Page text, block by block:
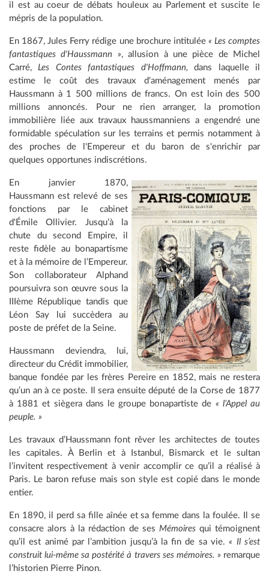
il est au coeur de débats houleux au Parlement et suscite le
mépris de la population.
En 1867, Jules Ferry rédige une brochure intitulée « Les comptes
fantastiques d'Haussmann », allusion à une pièce de Michel
Carré,Les Contes fantastiques d'Hoffmann,dans laquelle il
estime le coût des travaux d'aménagement menés par
Haussmann à 1 500 millions de francs. On est loin des 500
millions annoncés. Pour ne rien arranger, la promotion
immobilière liée aux travaux haussmanniens a engendré une
formidable spéculation sur les terrains et permis notamment à
des proches de l'Empereur et du baron de s'enrichir par
quelques opportunes indiscrétions.
En janvier 1870,
Haussmann est relevé de ses
fonctions par le cabinet
d'Émile Ollivier. Jusqu’à la
chute du second Empire, il
reste fidèle au bonapartisme
et à la mémoire de l’Empereur.
Son collaborateur Alphand
poursuivra son œuvre sous la
IIIème République tandis que
Léon Say lui succèdera au
poste de préfet de la Seine.
Haussmann deviendra, lui,
directeur du Crédit immobilier,
banque fondée par les frères Pereire en 1852, mais ne restera
qu’un an à ce poste. Il sera ensuite député de la Corse de 1877
à 1881 et siègera dans le groupe bonapartiste de « l’Appel au
peuple. »
Les travaux d’Haussmann font rêver les architectes de toutes
les capitales. À Berlin et à Istanbul, Bismarck et le sultan
l’invitent respectivement à venir accomplir ce qu’il a réalisé à
Paris. Le baron refuse mais son style est copié dans le monde
entier.
En 1890, il perd sa fille aînée et sa femme dans la foulée. Il se
consacre alors à la rédaction de ses Mémoires qui témoignent
qu’il est animé par l’ambition jusqu’à la fin de sa vie.« Il s’est
construit lui-même sa postérité à travers ses mémoires. » remarque
l’historien Pierre Pinon.